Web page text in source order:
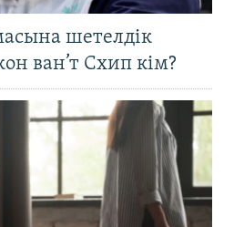
шетелдік
ван’т Схип кім?